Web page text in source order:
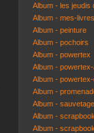
Album - les jeudis
Album - mes-
Album - peinture
Album - pochoirs
Album - powertex
Album -
Album -
Album -
Album -
Album -
Album -